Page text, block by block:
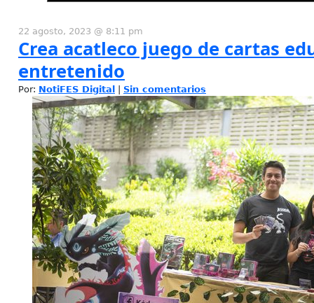
22 agosto, 2023 @ 8:11 pm
Crea acatleco juego de cartas
entretenido
Por: NotiFES Digital Sin comentarios